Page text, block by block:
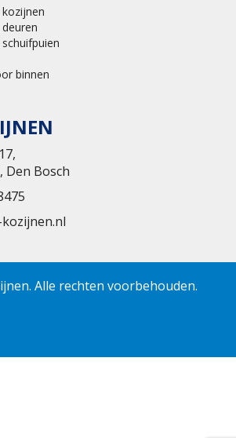
binnen
Den Bosch
Alle rechten voorbehouden.